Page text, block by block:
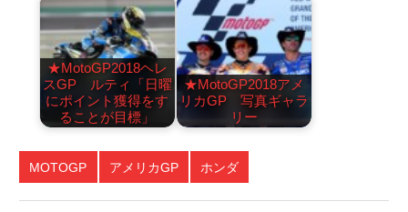
★MotoGP2018ヘレ
スGP ルティ「日曜
にポイント獲得をす
ることが目標」
★MotoGP2018アメ
リカGP 写真ギャラ
リー
MOTOGP アメリカGP ホンダ